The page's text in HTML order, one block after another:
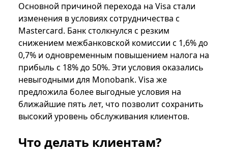
Основной причиной перехода на Visa стали
изменения в условиях сотрудничества с
Mastercard. Банк столкнулся с резким
снижением межбанковской комиссии с 1,6% до
0,7% и одновременным повышением налога на
прибыль с 18% до 50%. Эти условия оказались
невыгодными для Monobank. Visa же
предложила более выгодные условия на
ближайшие пять лет, что позволит сохранить
высокий уровень обслуживания клиентов.
Что делать клиентам?